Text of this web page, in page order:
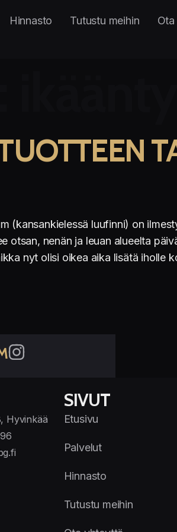
Hinnasto Tutustu meihin
(kansankielessä luufinni) on
otsan, nenän ja leuan alueelta
nyt olisi oikea aika lisätä iholle
Hyvinkää
SIVUT
Etusivu
Palvelut
Hinnasto
Tutustu meihin